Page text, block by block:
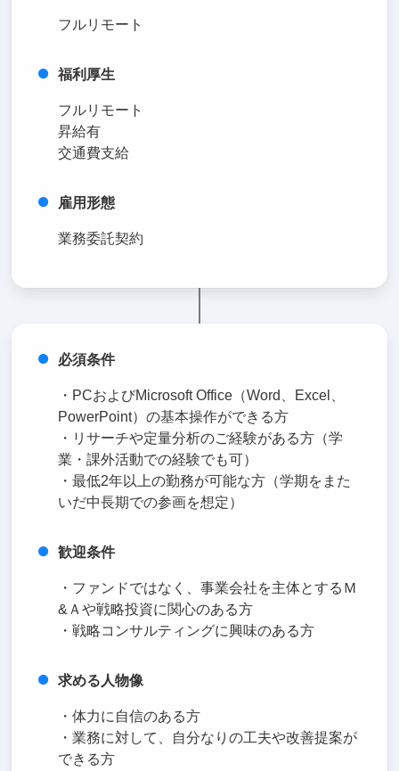
フルリモート
福利厚生
フルリモート
昇給有
交通費支給
雇用形態
業務委託契約
必須条件
・PCおよびMicrosoft Office（Word、Excel、
PowerPoint）の基本操作ができる方
・リサーチや定量分析のご経験がある方（学
業・課外活動での経験でも可）
・最低2年以上の勤務が可能な方（学期をまた
いだ中長期での参画を想定）
歓迎条件
・ファンドではなく、事業会社を主体とするＭ
&Ａや戦略投資に関心のある方
・戦略コンサルティングに興味のある方
求める人物像
・体力に自信のある方
・業務に対して、自分なりの工夫や改善提案が
できる方